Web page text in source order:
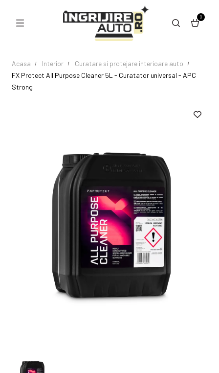
0
Acasa Interior
Curatare si protejare interioare auto
FX Protect All Purpose Cleaner 5L - Curatator universal - APC
Strong